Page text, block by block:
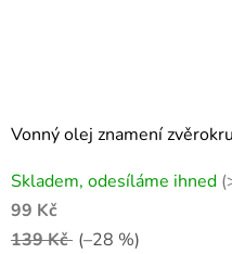
Vonný olej znamení
Skladem, odesíláme ihned
99 Kč
139 Kč (–28 %)